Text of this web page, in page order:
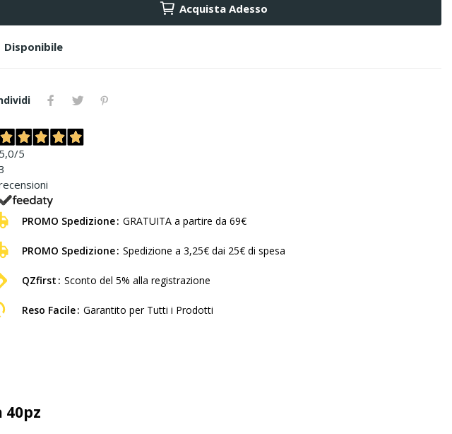
Acquista Adesso
Disponibile
5,0/5
PROMO Spedizione GRATUITA a partire da 69€
PROMO Spedizione Spedizione a 3,25€ dai 25€ di spesa
QZfirst Sconto del 5% alla registrazione
Reso Facile Garantito per Tutti i Prodotti